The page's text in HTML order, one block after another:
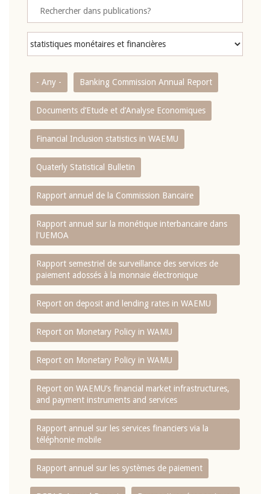
- Any - Banking Commission Annual Report
Documents d’Etude et d’Analyse Economiques
Financial Inclusion statistics in WAEMU
Quaterly Statistical Bulletin
Rapport annuel de la Commission Bancaire
Rapport annuel sur la monétique interbancaire dans
l'UEMOA
Rapport semestriel de surveillance des services de
paiement adossés à la monnaie électronique
Report on deposit and lending rates in WAEMU
Report on Monetary Policy in WAMU
Report on Monetary Policy in WAMU
Report on WAEMU’s financial market infrastructures,
and payment instruments and services
Rapport annuel sur les services financiers via la
téléphonie mobile
Rapport annuel sur les systèmes de paiement